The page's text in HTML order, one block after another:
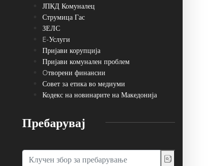
ЈПКД Комуналец
Струмица Гас
ЗЕЛС
E-Услуги
Пријави корупција
Пријави комунален проблем
Oтворени финансии
Совет за етика во медиуми
Кодекс на новинарите на Македонија
Пребарувај